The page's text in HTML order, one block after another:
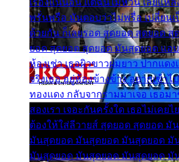
พรั่นพรือ มันตอบว่าไม่พรื่อ เปลี่ยนเ
ด้วยกัน ก็เลยรอด สุดยอด สุดยอด
ยอด สุดยอด สุดยอด มันสุดยอด แอ
ห้องเช่า เธอผิวขาวผมยาว ปากแด
จริงเธอ อยู่ห้องข้างข้าง อยากเข้าไ
ทองแดง กลับจากรามมาเจอ เธอ
สองเรา เจอะกันครั้งใด เธอไม่เคย
ต้องให้ใส่ลีวายส์ สุดยอด สุดยอด มั
มันสุดยอด มันสุดยอด มันสุดยอด มั
มันสุดยอด มันสุดยอด มันสุดยอด มั